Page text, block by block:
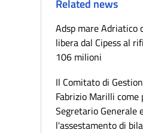
Related news
Adsp mare Adriatico
libera dal Cipess al
106 milioni
Il Comitato di
Fabrizio Marilli come
Segretario Generale
l'assestamento di